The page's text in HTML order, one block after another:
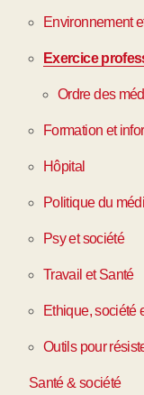
Environnement
Exercice
Ordre des
Formation et
Hôpital
Politique du
Psy et société
Travail et Santé
Ethique, société
Outils pour
Santé & société